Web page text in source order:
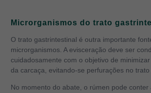
Microrganismos do trato
O trato gastrintestinal é outra importante
microrganismos. A evisceração deve ser
cuidadosamente com o objetivo de
da carcaça, evitando-se perfurações no trato
No momento do abate, o rúmen pode conter